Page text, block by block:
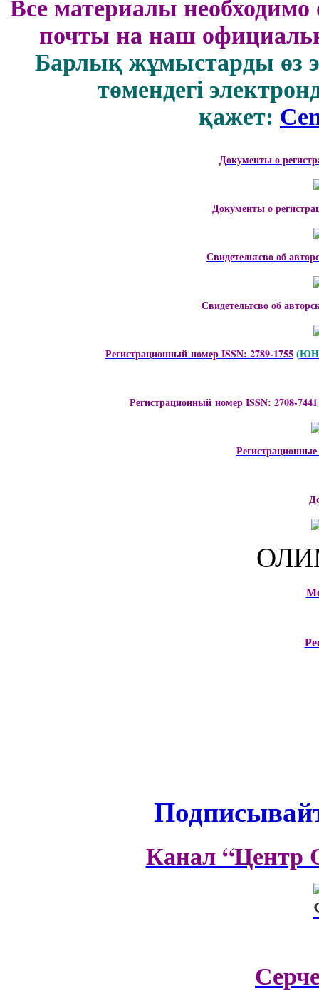
Все материалы необходимо
почты на наш
Барлық жұмыстарды өз
төмендегі
қажет:
Документы о
Документы о
Свидетельтсво об
Свидетельтсво об
Регистрационный номер ISSN: 2789-1755 (
Регистрационный номер ISSN: 2708-7441
Канал “Центр